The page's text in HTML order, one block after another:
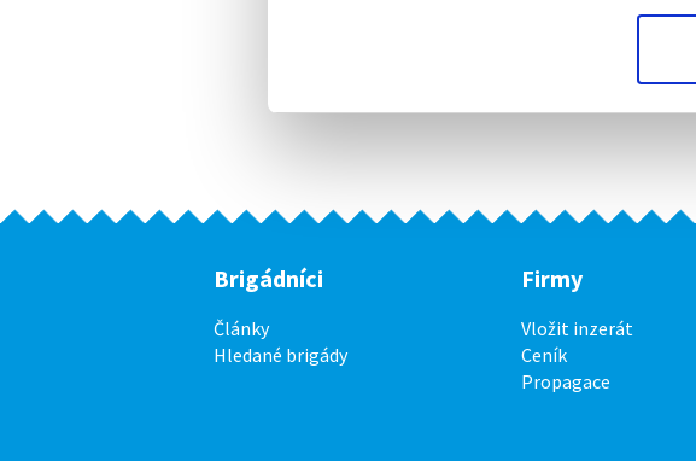
Brigádníci
Články
Hledané brigády
Firmy
Vložit inzerát
Ceník
Propagace